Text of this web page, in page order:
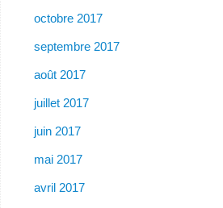
octobre 2017
septembre 2017
août 2017
juillet 2017
juin 2017
mai 2017
avril 2017